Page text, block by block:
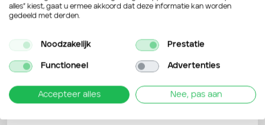
Nog niet overtuigd? Bekijk deze
vacatures ook eens!
alles” kiest, gaat u ermee akkoord dat deze informatie kan worden
gedeeld met derden.
Noodzakelijk Prestatie
Functioneel Advertenties
Accepteer alles Nee, pas aan